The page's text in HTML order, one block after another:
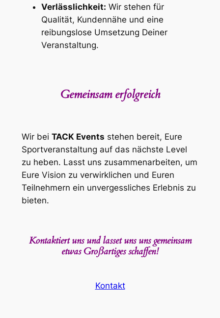
Verlässlichkeit: Wir stehen für
Qualität, Kundennähe und eine
reibungslose Umsetzung Deiner
Veranstaltung.
Gemeinsam erfolgreich
Wir bei TACK Events stehen bereit, Eure
Sportveranstaltung auf das nächste Level
zu heben. Lasst uns zusammenarbeiten, um
Eure Vision zu verwirklichen und Euren
Teilnehmern ein unvergessliches Erlebnis zu
bieten.
Kontaktiert uns und lasset uns uns gemeinsam
etwas Großartiges schaffen!
Kontakt